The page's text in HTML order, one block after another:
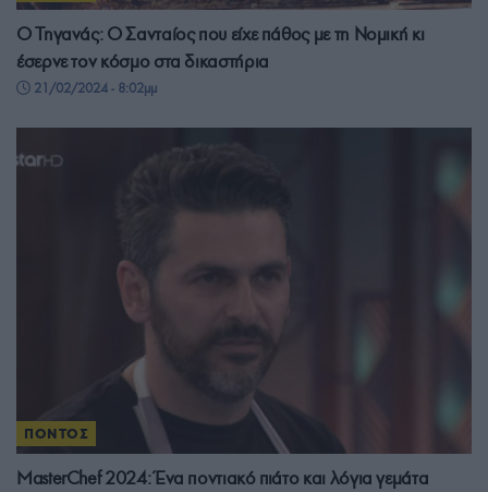
Ο Τηγανάς: Ο Σανταίος που είχε πάθος με τη Νομική κι
έσερνε τον κόσμο στα δικαστήρια
21/02/2024 - 8:02μμ
ΠΟΝΤΟΣ
MasterChef 2024: Ένα ποντιακό πιάτο και λόγια γεμάτα